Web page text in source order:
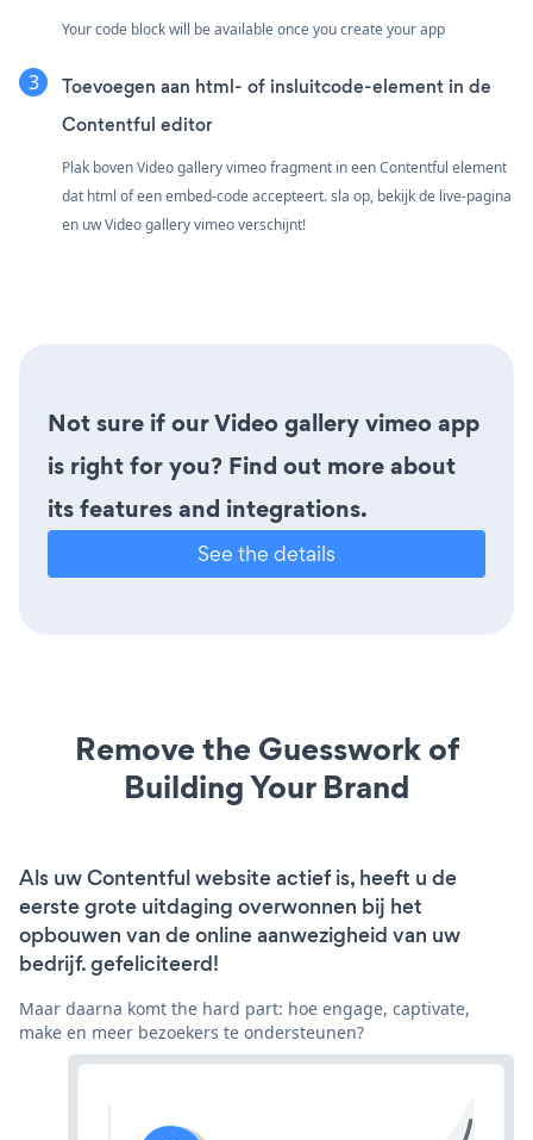
Your code block will be available once you create your app
Toevoegen aan html- of insluitcode-element in de
Contentful editor
Plak boven Video gallery vimeo fragment in een Contentful element
dat html of een embed-code accepteert. sla op, bekijk de live-pagina
en uw Video gallery vimeo verschijnt!
Not sure if our Video gallery vimeo app
is right for you? Find out more about
its features and integrations.
See the details
Remove the Guesswork of
Building Your Brand
Als uw Contentful website actief is, heeft u de
eerste grote uitdaging overwonnen bij het
opbouwen van de online aanwezigheid van uw
bedrijf. gefeliciteerd!
Maar daarna komt the hard part: hoe engage, captivate,
make en meer bezoekers te ondersteunen?